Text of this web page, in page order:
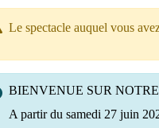
Le spectacle auquel vous
BIENVENUE SUR
A partir du samedi 27 juin